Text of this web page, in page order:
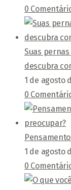
0
Suas
descubra
1 de agosto
0
1 de agosto
0